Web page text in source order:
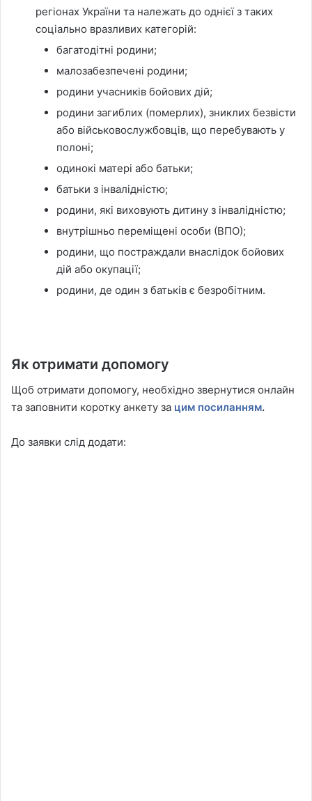
регіонах України та належать до однієї з таких
соціально вразливих категорій:
багатодітні родини;
малозабезпечені родини;
родини учасників бойових дій;
родини загиблих (померлих), зниклих безвісти
або військовослужбовців, що перебувають у
полоні;
одинокі матері або батьки;
батьки з інвалідністю;
родини, які виховують дитину з інвалідністю;
внутрішньо переміщені особи (ВПО);
родини, що постраждали внаслідок бойових
дій або окупації;
родини, де один з батьків є безробітним.
Як отримати допомогу
Щоб отримати допомогу, необхідно звернутися онлайн
та заповнити коротку анкету за цим посиланням.
До заявки слід додати: